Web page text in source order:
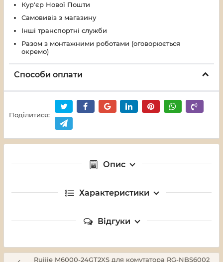
Кур'єр Нової Пошти
Самовивіз з магазину
Інші транспортні служби
Разом з монтажними роботами (оговорюється
окремо)
Способи оплати
Поділитися:
Опис
Характеристики
Відгуки
Ruijie M6000-24GT2XS для комутатора RG-NBS6002